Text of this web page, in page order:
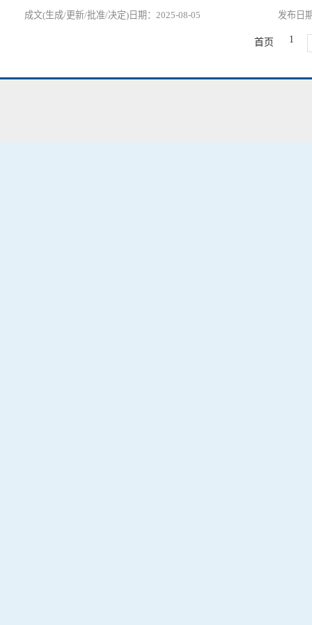
2025-08-05
首页 1